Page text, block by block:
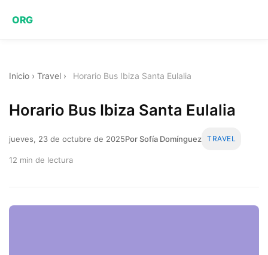
ORG
Inicio › Travel › Horario Bus Ibiza Santa Eulalia
Horario Bus Ibiza Santa Eulalia
jueves, 23 de octubre de 2025Por Sofía Domínguez TRAVEL
12 min de lectura